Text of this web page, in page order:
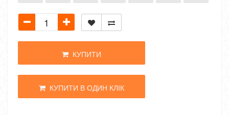
КУПИТИ
КУПИТИ В ОДИН КЛІК